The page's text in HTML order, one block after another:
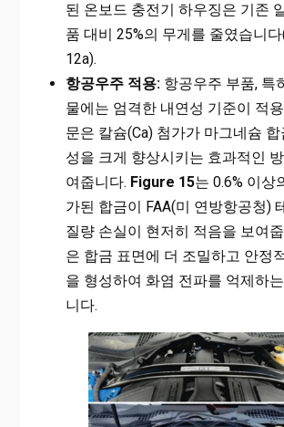
된 온보드 충전기 하우징은 기존
품 대비 25%의 무게를 줄였습니
12a).
항공우주 적용:항공우주 부품, 특
물에는 엄격한 내연성 기준이 적
문은 칼슘(Ca) 첨가가 마그네슘 합
성을 크게 향상시키는 효과적인
여줍니다. Figure 15는 0.6% 이상
가된 합금이 FAA(미 연방항공청)
질량 손실이 현저히 적음을 보여
은 합금 표면에 더 조밀하고 안정
을 형성하여 화염 전파를 억제하
니다.